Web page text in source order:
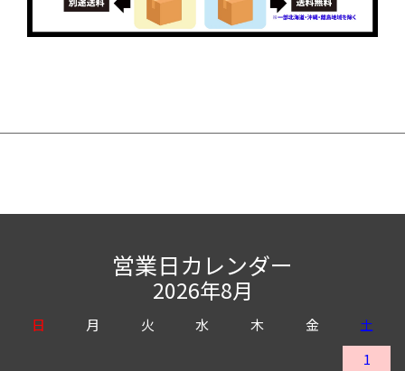
営業日カレンダー
2026年8月
日 月 火 水 木 金
土
1